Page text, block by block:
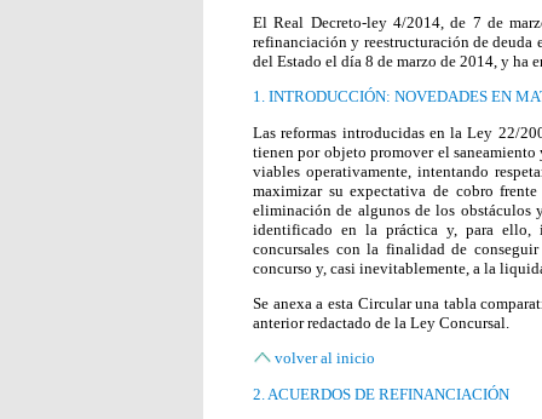
El Real Decreto-ley 4/2014, de 7 de
refinanciación y reestructuración de deuda
del Estado el día 8 de marzo de 2014, y ha
1. INTRODUCCIÓN: NOVEDADES EN
Las reformas introducidas en la Ley 22/
tienen por objeto promover el
viables operativamente, intentando
maximizar su expectativa de cobro
eliminación de algunos de los obstáculos
identificado en la práctica y, para ello,
concursales con la finalidad de
concurso y, casi inevitablemente, a la
Se anexa a esta Circular una tabla
anterior redactado de la Ley Concursal.
volver al inicio
2. ACUERDOS DE REFINANCIACIÓN